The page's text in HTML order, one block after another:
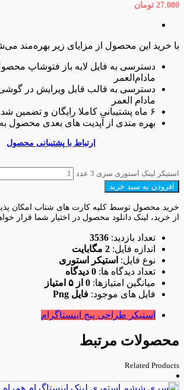
27.000 تومان
با خرید این محصول از مزایای زیر بهره‌مند
دسترسی به فایل لایه باز فتوشاپ
مادام‌العمر
دسترسی به قالب قابل ویرایش در
مادام العمر
۶ ماه پشتیبانی کاملا رایگان و تضمین شده
بهره مندی از آپدیت های بعدی محصول
ارتباط با پشتیبانی محصول
استیکر لینک استوری سری 3 عدد
افزودن به سبد خرید
خرید محصول توسط کلیه کارت های شتاب امکان
از خرید، لینک دانلود محصول در اختیار شما قرار
تعداد بازدید: 3536
اندازه فایل: 2 مگابایت
نوع فایل: استیکر استوری
تعداد دیدگاه ها: 0 دیدگاه
میانگین امتیازها: 0 از ۵ امتیاز
فایل های موجود: فایل Png
استیکر طراحی پیج اینستاگرام
محصولات مرتبط
Related Products